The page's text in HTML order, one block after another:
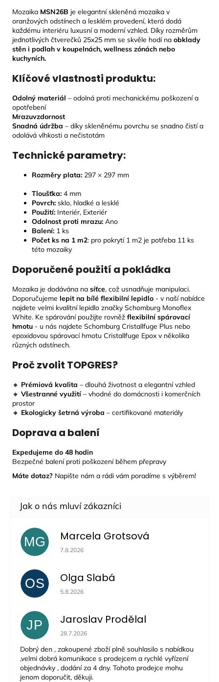
Mozaika MSN26B je elegantní skleněná mozaika v
oranžových odstínech a lesklém provedení, která dodá
každému interiéru luxusní a moderní vzhled. Díky rozměrům
jednotlivých čtverečků 25x25 mm se skvěle hodí na obklady
stěn i podlah v koupelnách, wellness zónách nebo
kuchyních.
Klíčové vlastnosti produktu:
Odolný materiál – odolná proti mechanickému poškození a
opotřebení
Mrazuvzdornost
Snadná údržba – díky skleněnému povrchu se snadno čistí a
odolává vlhkosti a nečistotám
Technické parametry:
Rozměry plata: 297 × 297 mm
Tloušťka: 4 mm
Povrch: sklo, hladké a lesklé
Použití: Interiér, Exteriér
Odolnost proti mrazu: Ano
Balení: 1 ks
Počet ks na 1 m2: pro pokrytí 1 m2 je potřeba 11 ks
této mozaiky
Doporučené použití a pokládka
Mozaika je dodávána na síťce, což usnadňuje manipulaci.
Doporučujeme lepit na bílé flexibilní lepidlo - v naší nabídce
najdete velmi kvalitní lepidlo značky Schomburg Monoflex
White. Ke spárování použijte rovněž flexibilní spárovací
hmotu - u nás najdete Schomburg Cristallfuge Plus nebo
epoxidovou spárovací hmotu Cristallfuge Epox v několika
různých odstínech.
Proč zvolit TOPGRES?
🔸 Prémiová kvalita – dlouhá životnost a elegantní vzhled
🔸 Všestranné využití – vhodné do domácnosti i komerčních
prostor
🔸 Ekologicky šetrná výroba – certifikované materiály
Doprava a balení
Expedujeme do 48 hodin
Bezpečné balení proti poškození během přepravy
Máte dotaz? Napište nám a rádi vám poradíme s výběrem!
MG Marcela Grotsová
Hodnocení obchodu je 5 z 5 hvězdiček.
7.8.2026
OS Olga Slabá
Hodnocení obchodu je 5 z 5 hvězdiček.
5.8.2026
JP Jaroslav Prodělal
Hodnocení obchodu je 5 z 5 hvězdiček.
28.7.2026
Dobrý den , zakoupené zboží plně souhlasilo s nabídkou
,velmi dobrá komunikace s prodejcem a rychlé vyřízení
objednávky , dodání za 4 dny. Tohoto prodejce mohu
jenom doporučit, děkuji.